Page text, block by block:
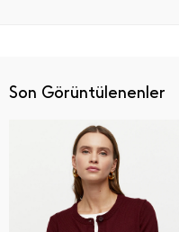
Son Görüntülenenler